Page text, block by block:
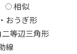
相似
おうぎ形
二等辺三角形
線